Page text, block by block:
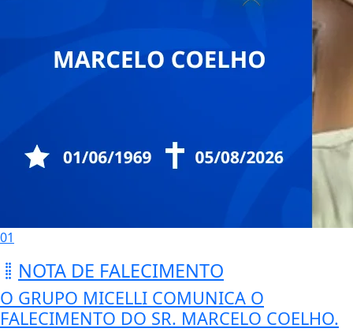
01
NOTA DE FALECIMENTO
O GRUPO MICELLI COMUNICA O
FALECIMENTO DO SR. MARCELO COELHO.